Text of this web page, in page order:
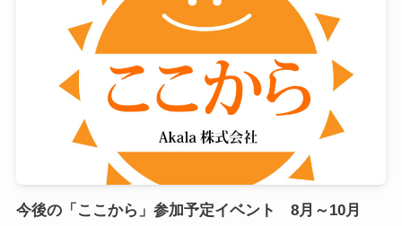
今後の「ここから」参加予定イベント 8月～10月